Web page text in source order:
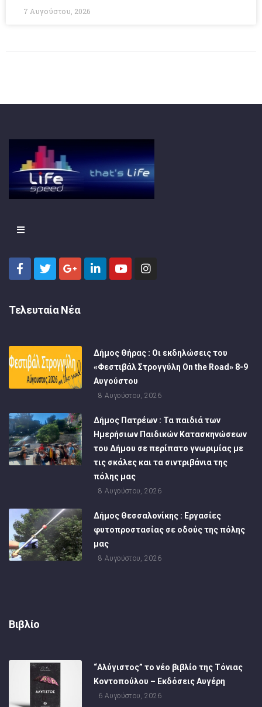
7 Αυγούστου, 2026
Τελευταία Νέα
Δήμος Θήρας : Οι εκδηλώσεις του
«Φεστιβάλ Στρογγύλη On the Road» 8-9
Αυγούστου
8 Αυγούστου, 2026
Δήμος Πατρέων : Τα παιδιά των
Ημερήσιων Παιδικών Κατασκηνώσεων
του Δήμου σε περίπατο γνωριμίας με
τις σκάλες και τα σιντριβάνια της
πόλης μας
8 Αυγούστου, 2026
Δήμος Θεσσαλονίκης : Εργασίες
φυτοπροστασίας σε οδούς της πόλης
μας
8 Αυγούστου, 2026
Βιβλίο
“Αλύγιστος” το νέο βιβλίο της Τόνιας
Κοντοπούλου – Εκδόσεις Αυγέρη
6 Αυγούστου, 2026